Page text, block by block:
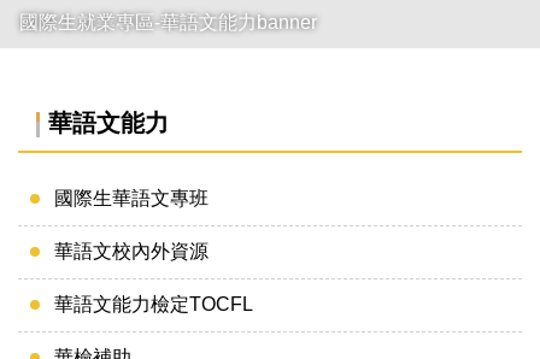
區國際生就業專區-華語文能力banner
華語文能力
國際生華語文專班
華語文校內外資源
華語文能力檢定TOCFL